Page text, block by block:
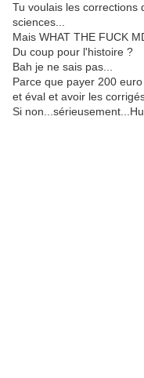
Tu voulais les corrections
sciences...
Mais WHAT THE FUCK
Du coup pour l'histoire ?
Bah je ne sais pas...
Parce que payer 200
et éval et avoir les
Si